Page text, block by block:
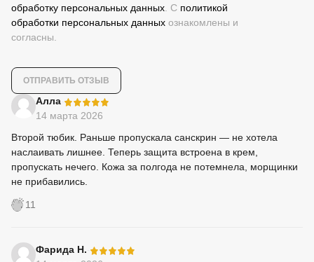
обработку персональных данных . С политикой
обработки персональных данных ознакомлены и
согласны.
Алла
14 марта 2026
Второй тюбик. Раньше пропускала санскрин — не хотела
наслаивать лишнее. Теперь защита встроена в крем,
пропускать нечего. Кожа за полгода не потемнела, морщинки
не прибавились.
11
Фарида Н.